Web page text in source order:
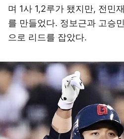
며 1사 1,2루가 됐지만, 전민
를 만들었다. 정보근과 고승
으로 리드를 잡았다.